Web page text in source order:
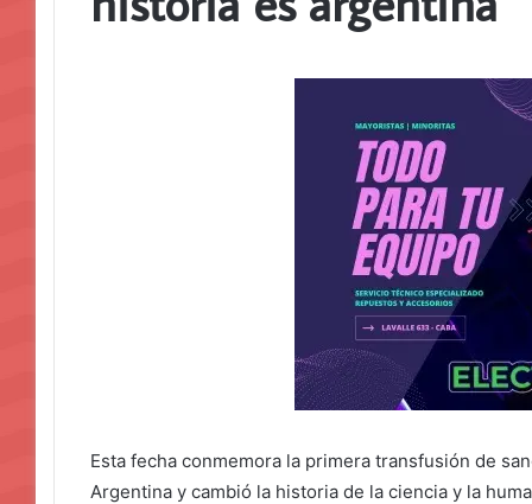
Esta fecha conmemora la primera transfusión de
Argentina y cambió la historia de la ciencia y la